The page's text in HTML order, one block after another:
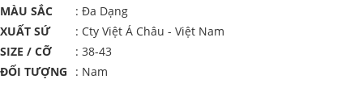
MÀU SẮC
: Đa Dạng
XUẤT SỨ
: Cty Việt Á Châu - Việt Nam
SIZE / CỠ
: 38-43
ĐỐI TƯỢNG
: Nam